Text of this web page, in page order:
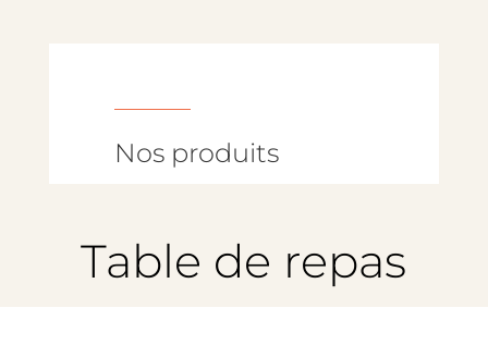
Nos produits
Table de repas